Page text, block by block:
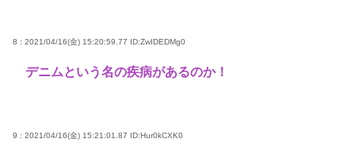
8 : 2021/04/16(金) 15:20:59.77 ID:ZwIDEDMg0
デニムという名の疾病があるのか！
9 : 2021/04/16(金) 15:21:01.87 ID:Hur0kCXK0